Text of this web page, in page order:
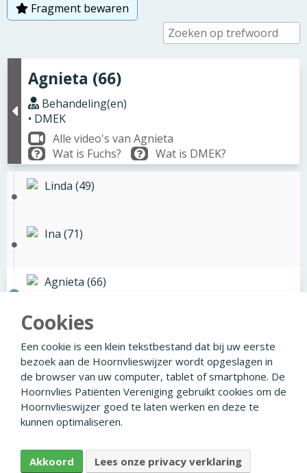
Fragment bewaren
Agnieta (66)
Behandeling(en)
• DMEK
Alle video's van Agnieta
Wat is Fuchs?
Wat is DMEK?
Linda (49)
Ina (71)
Agnieta (66)
© 2026 Facebook Linkedin Privacyverklaring
Cookies
Een cookie is een klein tekstbestand dat bij uw eerste
bezoek aan de Hoornvlieswijzer wordt opgeslagen in
de browser van uw computer, tablet of smartphone. De
Hoornvlies Patiënten Vereniging gebruikt cookies om de
Hoornvlieswijzer goed te laten werken en deze te
kunnen optimaliseren.
Akkoord Lees onze privacy verklaring